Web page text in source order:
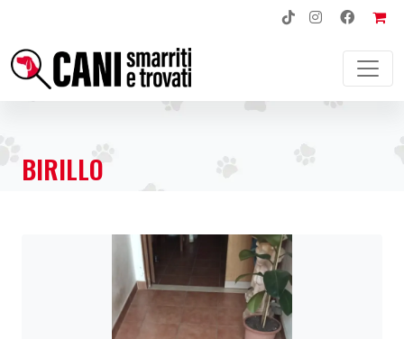
NAVIGAZIONE PRINCIPALE
BIRILLO